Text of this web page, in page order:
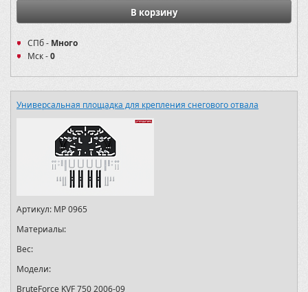
В корзину
СПб - Много
Мск -0
Универсальная площадка для крепления снегового отвала
Артикул: MP 0965
Материалы:
Вес:
Модели:
BruteForce KVF 750 2006-09